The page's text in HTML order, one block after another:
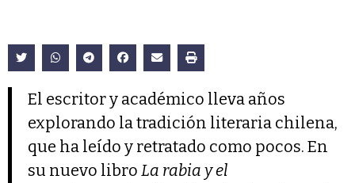
El escritor y académico lleva años
explorando la tradición literaria chilena,
que ha leído y retratado como pocos. En
su nuevo libro La rabia y el